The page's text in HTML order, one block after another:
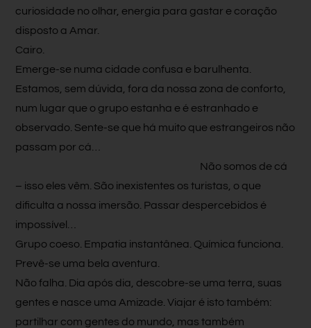
curiosidade no olhar, energia para gastar e coração
disposto a Amar.
Cairo.
Emerge-se numa cidade confusa e barulhenta.
Estamos, sem dúvida, fora da nossa zona de conforto,
num lugar que o grupo estanha e é estranhado e
observado. Sente-se que há muito que estrangeiros não
passam por cá…
Não somos de cá
– isso eles vêm. São inexistentes os turistas, o que
dificulta a nossa imersão. Passar despercebidos é
impossível…
Grupo coeso. Empatia instantânea. Química funciona.
Prevê-se uma bela aventura.
Não falha. Dia após dia, descobre-se uma terra, suas
gentes e nasce uma Amizade. Viajar é isto também:
partilhar com gentes do mundo, mas também